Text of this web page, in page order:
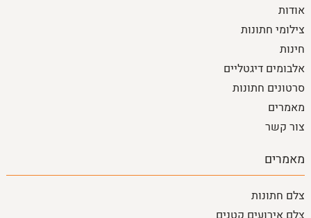
אודות
צילומי חתונות
חינות
אלבומים דיגטליים
סרטונים חתונות
מאמרים
צור קשר
מאמרים
צלם חתונות